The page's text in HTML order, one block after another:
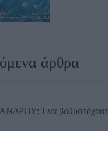
άρθρα
Ένα